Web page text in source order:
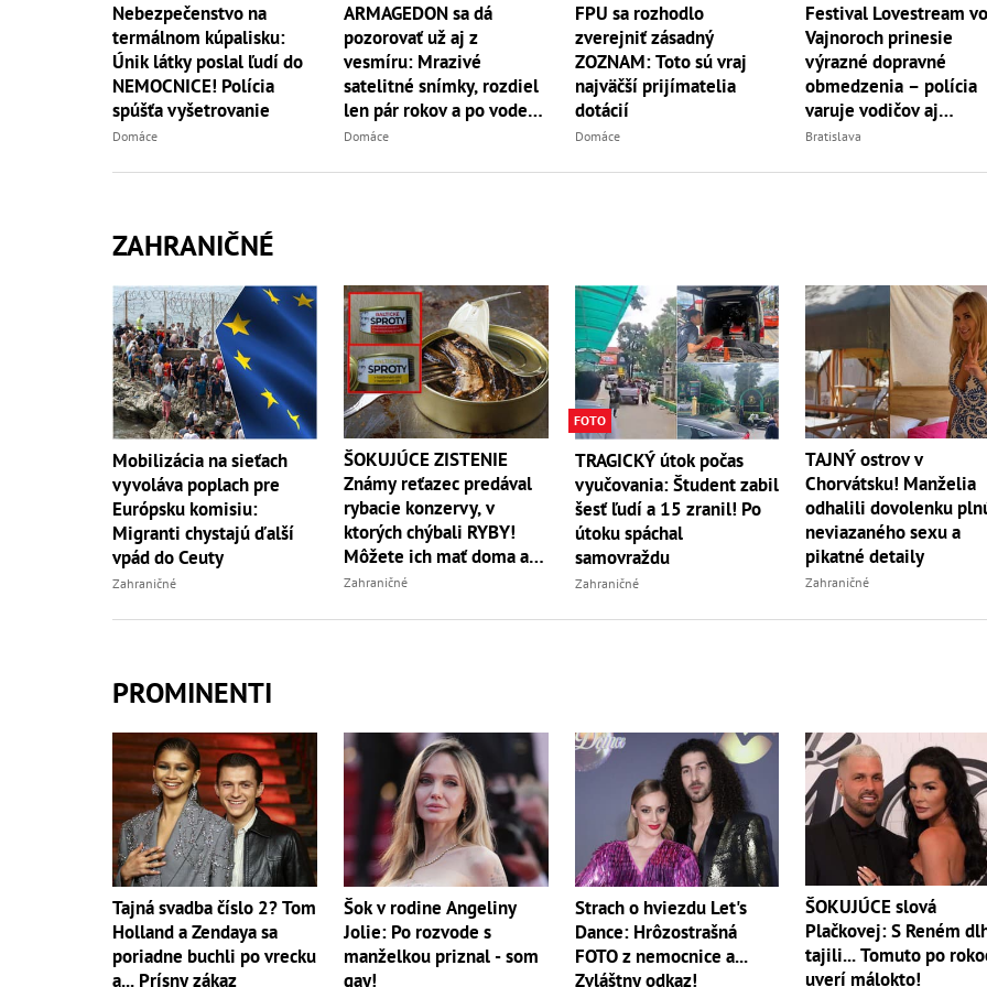
Nebezpečenstvo na
termálnom kúpalisku:
Únik látky poslal ľudí do
NEMOCNICE! Polícia
spúšťa vyšetrovanie
Domáce
ARMAGEDON sa dá
pozorovať už aj z
vesmíru: Mrazivé
satelitné snímky, rozdiel
len pár rokov a po vode
ani stopy!
Domáce
FPU sa rozhodlo
zverejniť zásadný
ZOZNAM: Toto sú vraj
najväčší prijímatelia
dotácií
Domáce
Festival Lovestream
Vajnoroch prinesie
výrazné dopravné
obmedzenia – polícia
varuje vodičov aj
návštevníkov
Bratislava
ZAHRANIČNÉ
Mobilizácia na sieťach
vyvoláva poplach pre
Európsku komisiu:
Migranti chystajú ďalší
vpád do Ceuty
Zahraničné
ŠOKUJÚCE ZISTENIE
Známy reťazec predával
rybacie konzervy, v
ktorých chýbali RYBY!
Môžete ich mať doma aj
vy
Zahraničné
FOTO
TRAGICKÝ útok počas
vyučovania: Študent zabil
šesť ľudí a 15 zranil! Po
útoku spáchal
samovraždu
Zahraničné
TAJNÝ ostrov v
Chorvátsku! Manželia
odhalili dovolenku
neviazaného sexu a
pikatné detaily
Zahraničné
PROMINENTI
Tajná svadba číslo 2? Tom
Holland a Zendaya sa
poriadne buchli po vrecku
a... Prísny zákaz
Šok v rodine Angeliny
Jolie: Po rozvode s
manželkou priznal - som
gay!
Strach o hviezdu Let's
Dance: Hrôzostrašná
FOTO z nemocnice a...
Zvláštny odkaz!
ŠOKUJÚCE slová
Plačkovej: S Reném
tajili... Tomuto po
uverí málokto!